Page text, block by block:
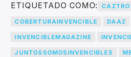
ETIQUETADO COMO: CAZTRO
COBERTURAINVENCIBLE DAAZ
INVENCIBLEMAGAZINE
JUNTOSSOMOSINVENCIBLES